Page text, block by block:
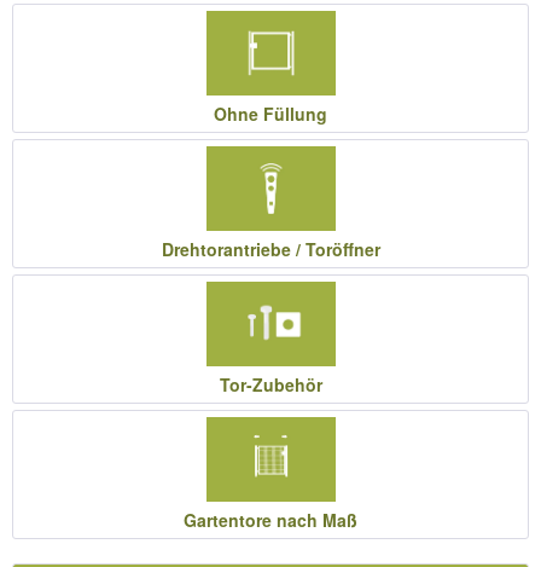
Ohne Füllung
Drehtorantriebe / Toröffner
Tor-Zubehör
Gartentore nach Maß